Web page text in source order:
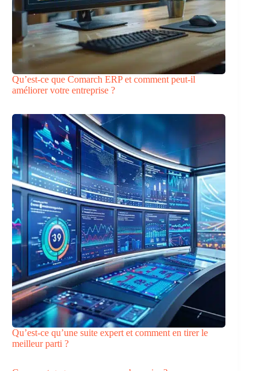
Qu’est-ce que Comarch ERP et comment peut-il
améliorer votre entreprise ?
Qu’est-ce qu’une suite expert et comment en tirer le
meilleur parti ?